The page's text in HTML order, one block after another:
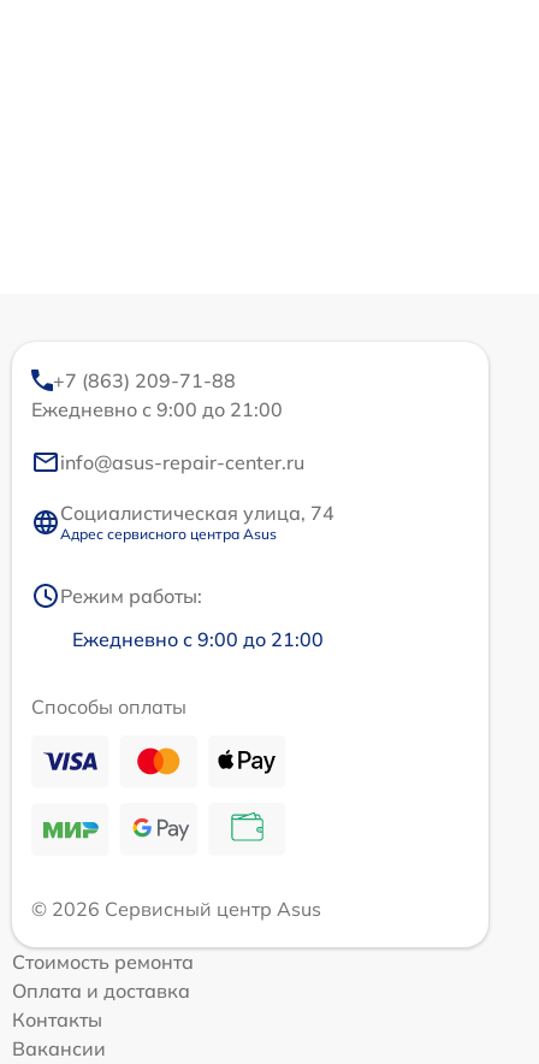
+7 (863) 209-71-88
Ежедневно с 9:00 до 21:00
info@asus-repair-center.ru
Социалистическая улица, 74
Адрес сервисного центра Asus
Режим работы:
Ежедневно с 9:00 до 21:00
Способы оплаты
© 2026 Сервисный центр Asus
Стоимость ремонта
Оплата и доставка
Контакты
Вакансии